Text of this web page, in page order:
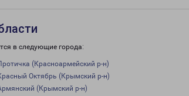
в следующие города:
(Красноармейский р-н)
Октябрь (Крымский р-н)
(Крымский р-н)